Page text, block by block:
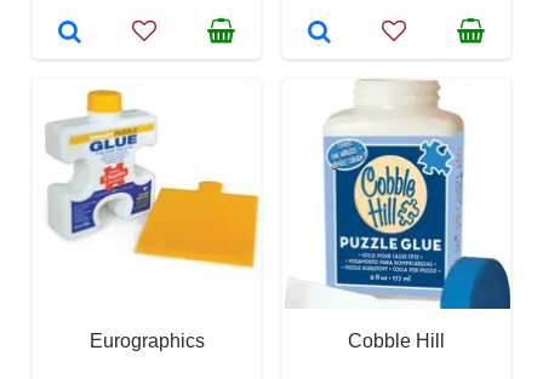
Eurographics Cobble Hill